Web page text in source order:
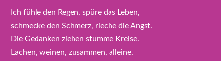
Ich fühle den Regen, spüre das Leben,
schmecke den Schmerz, rieche die Angst.
Die Gedanken ziehen stumme Kreise.
Lachen, weinen, zusammen, alleine.